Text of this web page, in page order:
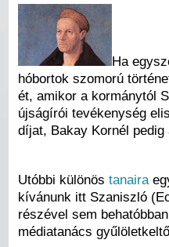
Ha
hóbortok szomorú
ét, amikor a kormánytól
újságírói tevékenység
díjat, Bakay Kornél
Utóbbi különös tanaira
kívánunk itt Szaniszló
részével sem
médiatanács